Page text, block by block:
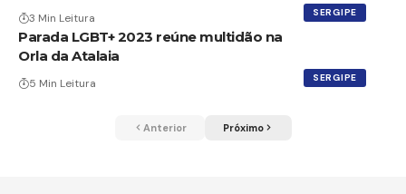
SERGIPE
3 Min Leitura
SERGIPE
Parada LGBT+ 2023 reúne multidão na
Orla da Atalaia
5 Min Leitura
Anterior Próximo